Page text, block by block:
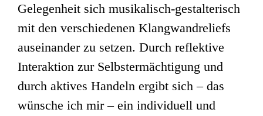
Gelegenheit sich musikalisch-gestalterisch
mit den verschiedenen Klangwandreliefs
auseinander zu setzen. Durch reflektive
Interaktion zur Selbstermächtigung und
durch aktives Handeln ergibt sich – das
wünsche ich mir – ein individuell und